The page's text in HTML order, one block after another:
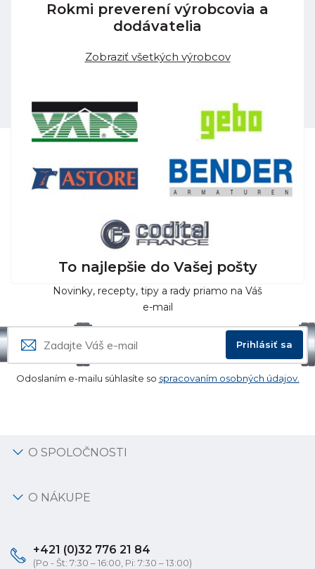
Rokmi preverení výrobcovia a
dodávatelia
Zobraziť všetkých výrobcov
To najlepšie do Vašej pošty
Novinky, recepty, tipy a rady priamo na Váš
e-mail
Prihlásiť sa
Odoslaním e-mailu súhlasíte so spracovaním osobných údajov.
O SPOLOČNOSTI
O NÁKUPE
+421 (0)32 776 21 84
(Po - Št: 7:30 – 16:00, Pi: 7:30 – 13:00)